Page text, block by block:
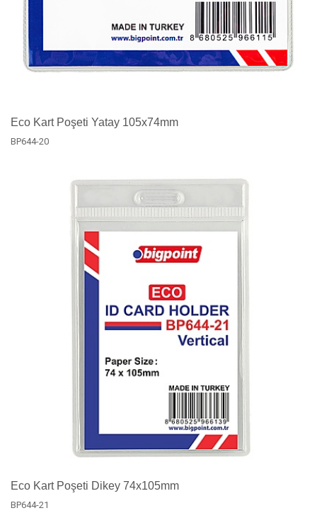
Eco Kart Poşeti Yatay 105x74mm
BP644-20
Eco Kart Poşeti Dikey 74x105mm
BP644-21